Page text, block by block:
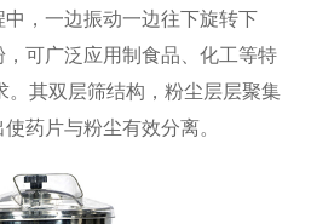
，一边振动一边往下旋转下
可广泛应用制食品、化工等特
。其双层筛结构，粉尘层层聚集
药片与粉尘有效分离。